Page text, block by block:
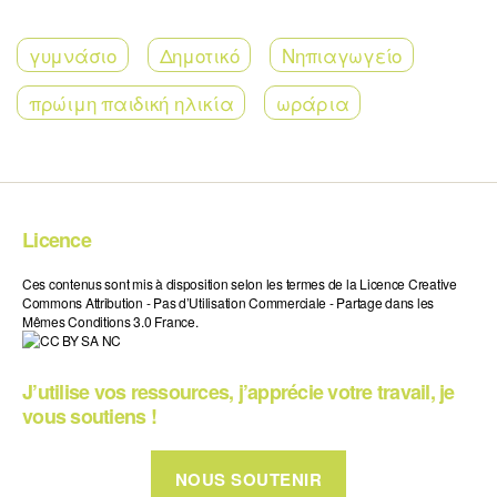
γυμνάσιο Δημοτικό
Νηπιαγωγείο
πρώιμη παιδική ηλικία
ωράρια
Licence
Ces contenus sont mis à disposition selon les termes de la Licence Creative
Commons Attribution - Pas d’Utilisation Commerciale - Partage dans les
Mêmes Conditions 3.0 France.
J’utilise vos ressources, j’apprécie votre travail, je
vous soutiens !
NOUS SOUTENIR